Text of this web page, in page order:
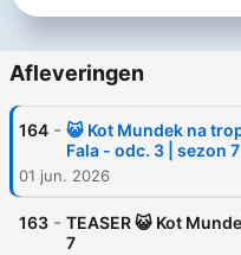
✅ Rozwijają wyobraźnie i
✅ Rozwijają wrażliwość
muzykę i głosy bajkom
✅ Mają ważny walor
✅ Pozwalają odpocząć
✅ Idealne do słuchania w
✅ Dzieci mogą poznać
rodziców i dziadków
Afleveringen
164 - 😺 Kot Mundek na
Fala - odc. 3 | sezon
01 jun. 2026
163 - TEASER 😺 Kot
7